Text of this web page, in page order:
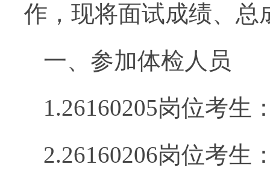
作， 现将面试成绩、总
一、参加体检人员
1.26160205岗位考生
2.26160206岗位考生